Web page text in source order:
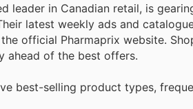
leader in Canadian retail, is
latest weekly ads and
official Pharmaprix website.
ahead of the best offers.
best-selling product types,